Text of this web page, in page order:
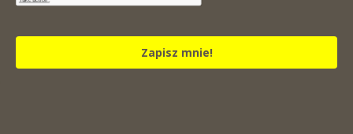
Zapisz mnie!